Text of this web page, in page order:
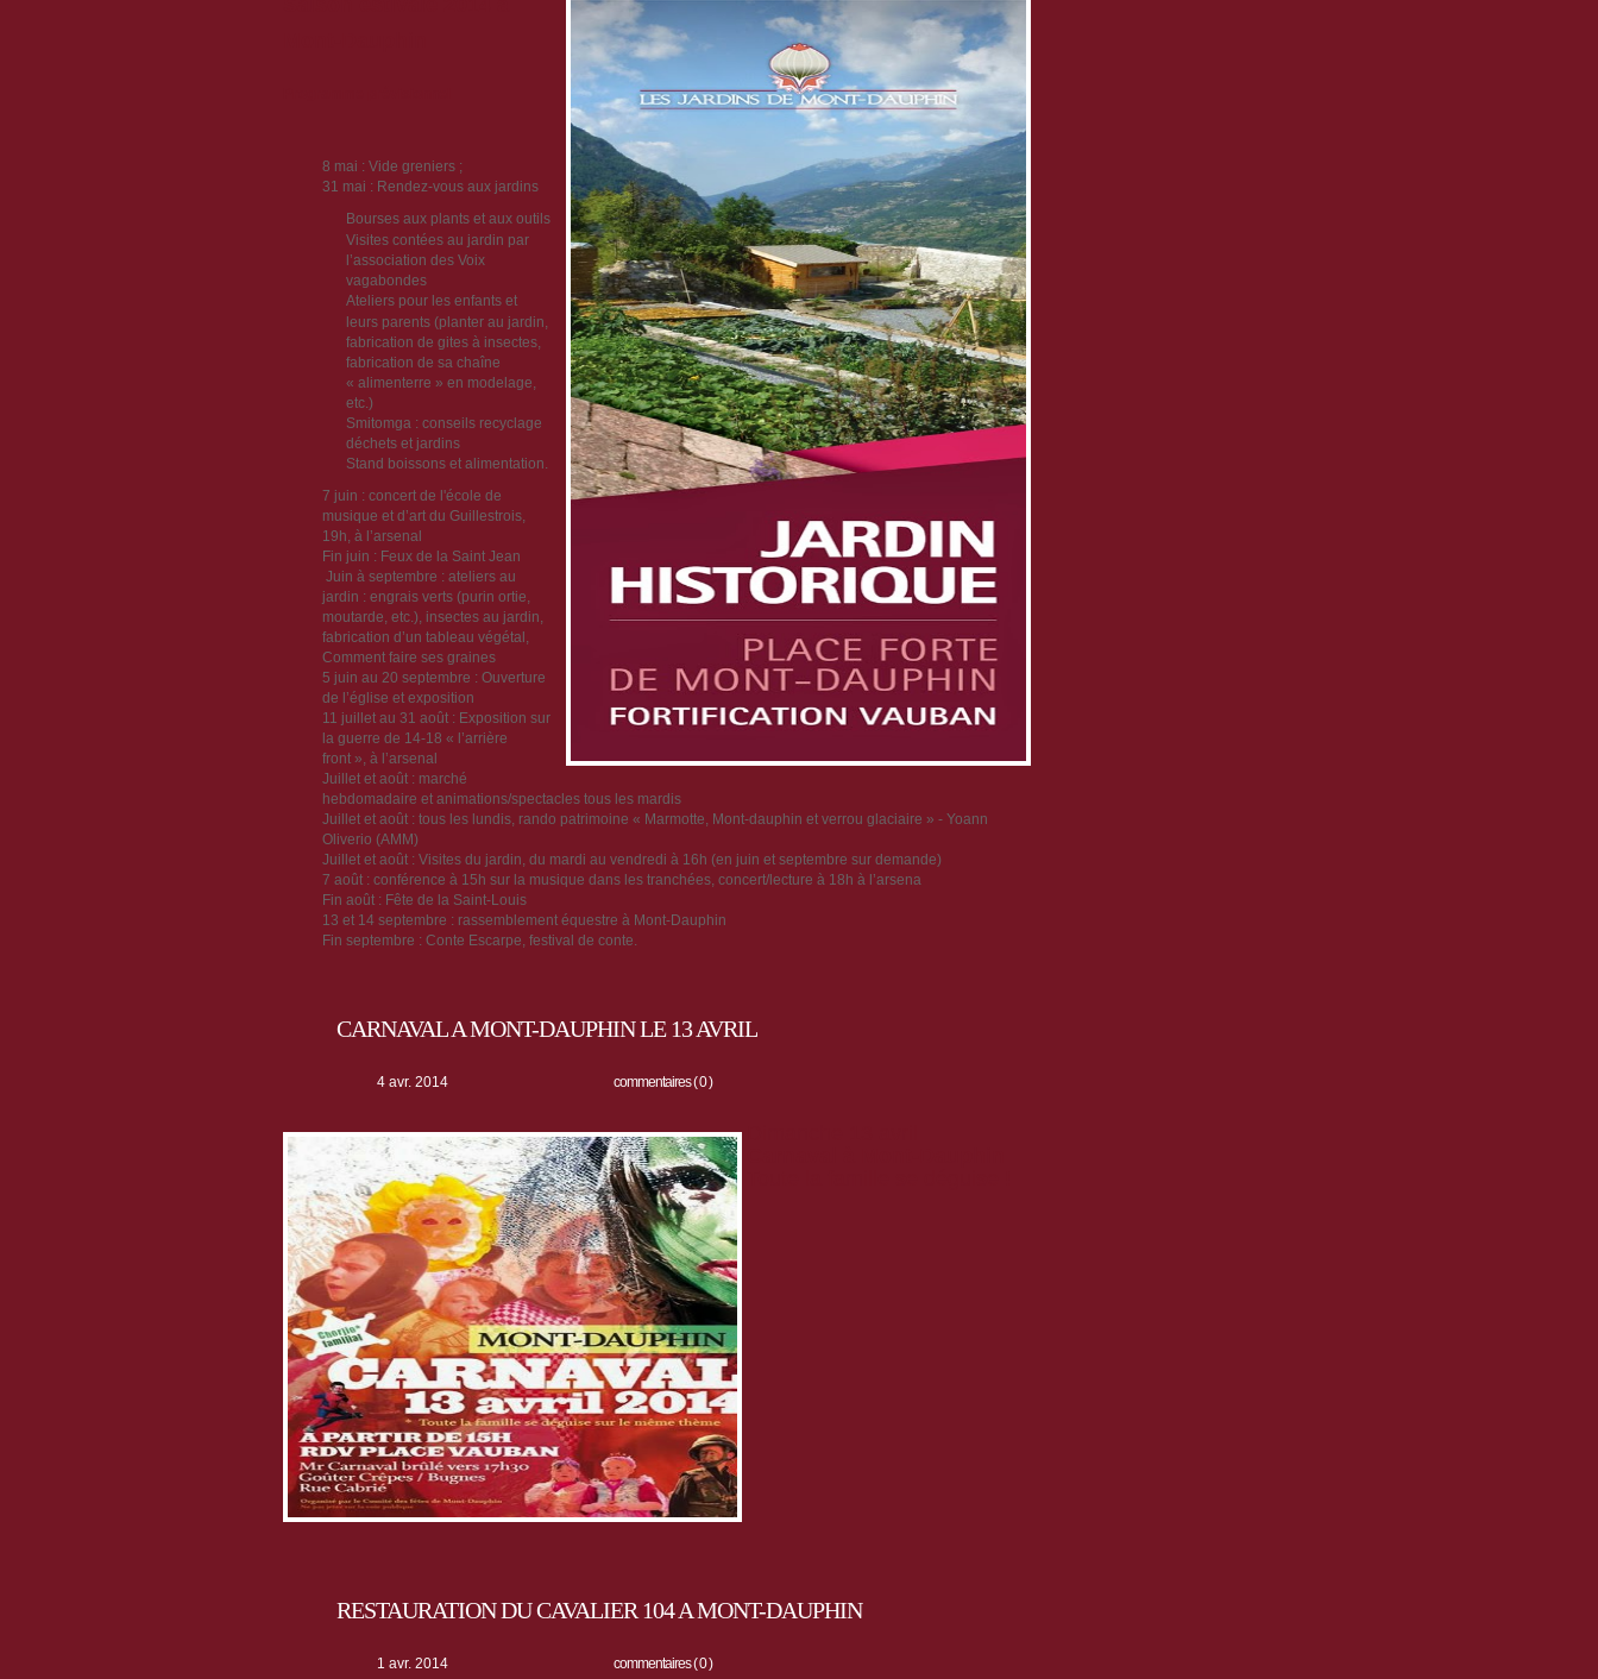
8 mai : Vide greniers ;
31 mai : Rendez-vous aux jardins
Bourses aux plants et aux outils
Visites contées au jardin par
l’association des Voix
vagabondes
Ateliers pour les enfants et
leurs parents (planter au jardin,
fabrication de gites à insectes,
fabrication de sa chaîne
« alimenterre » en modelage,
etc.)
Smitomga : conseils recyclage
déchets et jardins
Stand boissons et alimentation.
7 juin : concert de l'école de
musique et d’art du Guillestrois,
19h, à l’arsenal
Fin juin : Feux de la Saint Jean
Juin à septembre : ateliers au
jardin : engrais verts (purin ortie,
moutarde, etc.), insectes au jardin,
fabrication d’un tableau végétal,
Comment faire ses graines
5 juin au 20 septembre : Ouverture
de l’église et exposition
11 juillet au 31 août : Exposition sur
la guerre de 14-18 « l’arrière
front », à l’arsenal
Juillet et août : marché
hebdomadaire et animations/spectacles tous les mardis
Juillet et août : tous les lundis, rando patrimoine « Marmotte, Mont-dauphin et verrou glaciaire » - Yoann
Oliverio (AMM)
Juillet et août : Visites du jardin, du mardi au vendredi à 16h (en juin et septembre sur demande)
7 août : conférence à 15h sur la musique dans les tranchées, concert/lecture à 18h à l’arsena
Fin août : Fête de la Saint-Louis
13 et 14 septembre : rassemblement équestre à Mont-Dauphin
Fin septembre : Conte Escarpe, festival de conte.
CARNAVAL A MONT-DAUPHIN LE 13 AVRIL
4 avr. 2014 commentaires ( 0 )
RESTAURATION DU CAVALIER 104 A MONT-DAUPHIN
1 avr. 2014 commentaires ( 0 )